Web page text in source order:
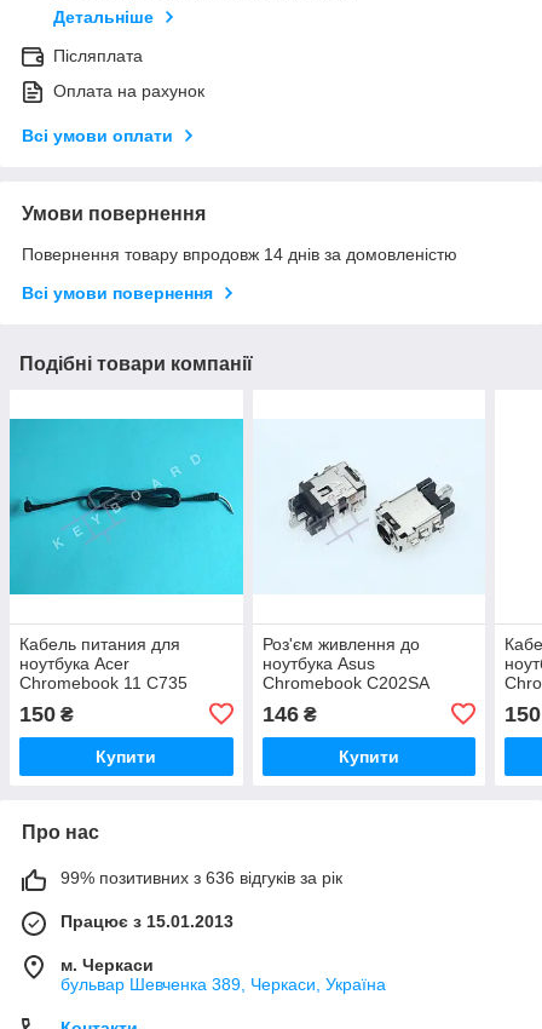
Детальніше
Післяплата
Оплата на рахунок
Всі умови оплати
Умови повернення
Повернення товару впродовж 14 днів за домовленістю
Всі умови повернення
Подібні товари компанії
Кабель питания для
ноутбука Acer
Chromebook 11 C735
150 ₴
Купити
Роз'єм живлення до
ноутбука Asus
Chromebook C202SA
146₴
Купити
150
Про нас
99% позитивних з 636 відгуків за рік
Працює з 15.01.2013
м. Черкаси
бульвар Шевченка 389, Черкаси, Україна